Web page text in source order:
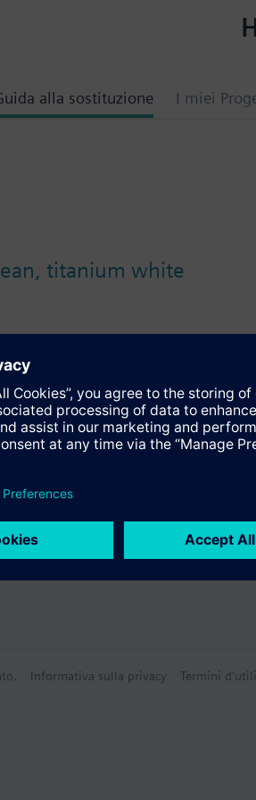
alla sostituzione I miei
titanium white
DELTA line or DELTA miro range, must be
Informativa sulla privacy Termini